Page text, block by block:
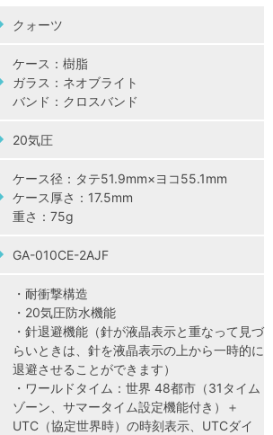
クォーツ
ケース：樹脂
ガラス：ネオブライト
バンド：クロスバンド
20気圧
ケース径：タテ51.9mm×ヨコ55.1mm
ケース厚さ：17.5mm
重さ：75g
GA-010CE-2AJF
・耐衝撃構造
・20気圧防水機能
・針退避機能（針が液晶表示と重なって見づ
らいときは、針を液晶表示の上から一時的に
退避させることができます）
・ワールドタイム：世界 48都市（31タイム
ゾーン、サマータイム設定機能付き）＋
UTC（協定世界時）の時刻表示、UTCダイ